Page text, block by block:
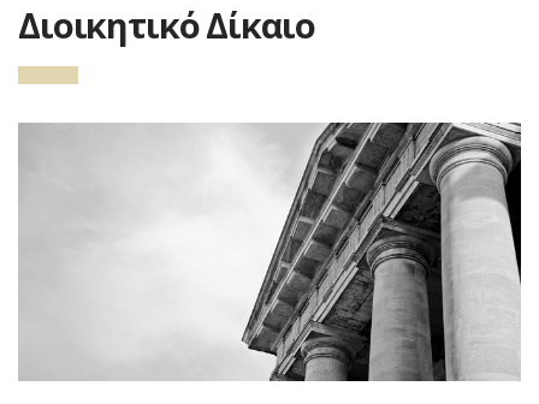
Διοικητικό Δίκαιο